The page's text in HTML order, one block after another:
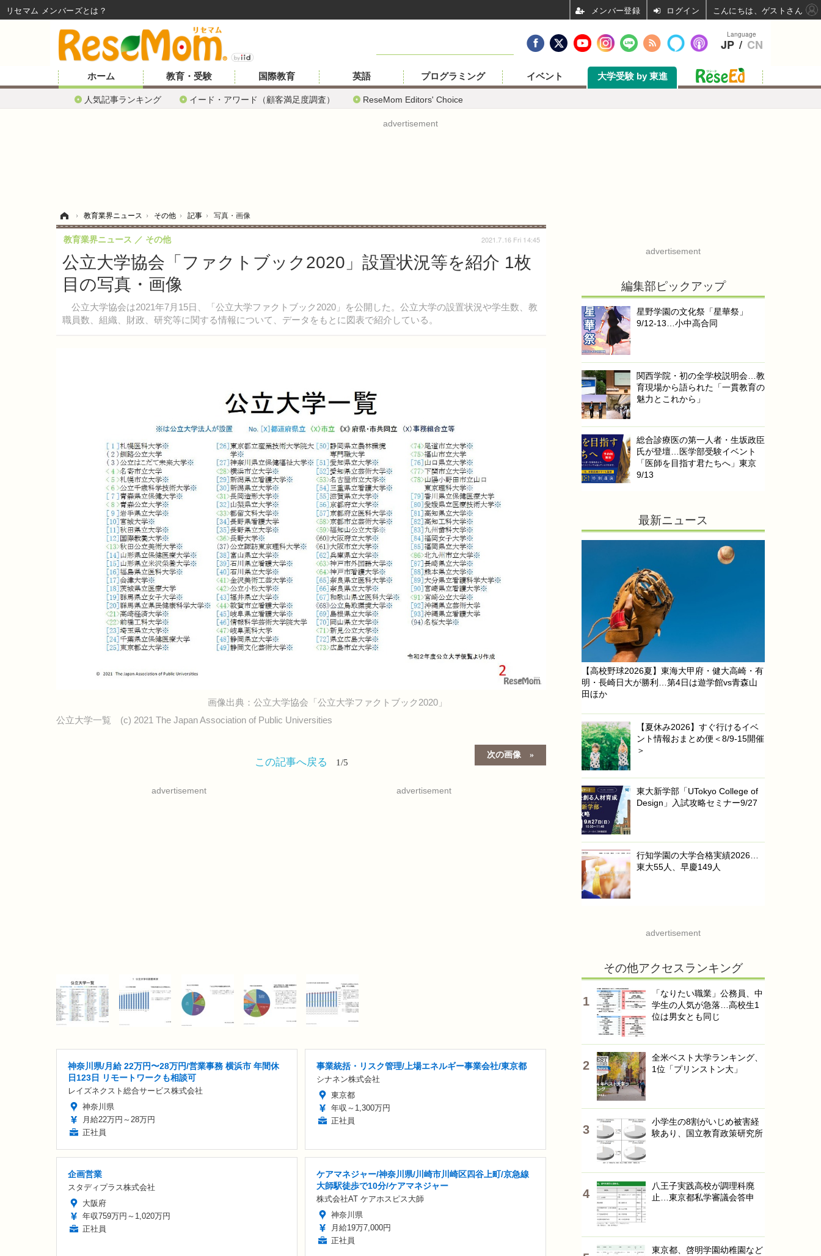
ホーム
人気記事ランキング イード・アワード（顧客満足度調査） ReseMom Editors' Choice
教育・受験 国際教育 英語 プログラミング イベント 大学受験 by 東進
advertisement
› 教育業界ニュース › その他 › 記事 › 写真・画像
公立大学協会「ファクトブック2020」設置状況等を紹介 1枚
目の写真・画像
公立大学協会は2021年7月15日、「公立大学ファクトブック2020」を公開した。公立大学の設置状況や学生数、教
職員数、組織、財政、研究等に関する情報について、データをもとに図表で紹介している。
教育業界ニュース その他 2021.7.16 Fri 14:45
画像出典：公立大学協会「公立大学ファクトブック2020」
公立大学一覧 (c) 2021 The Japan Association of Public Universities
次の画像
この記事へ戻る 1/5
advertisement advertisement
神奈川県/月給 22万円〜28万円/営業事務 横浜市 年間休
日123日 リモートワークも相談可
レイズネクスト総合サービス株式会社
神奈川県
月給22万円～28万円
正社員
事業統括・リスク管理/上場エネルギー事業会社/東京都
シナネン株式会社
東京都
年収～1,300万円
正社員
企画営業
スタディプラス株式会社
大阪府
年収759万円～1,020万円
正社員
ケアマネジャー/神奈川県/川崎市川崎区四谷上町/京急線
大師駅徒歩で10分/ケアマネジャー
株式会社AT ケアホスピス大師
神奈川県
月給19万7,000円
正社員
advertisement
編集部ピックアップ
星野学園の文化祭「星華祭」
9/12-13…小中高合同
関西学院・初の全学校説明会…教
育現場から語られた「一貫教育の
魅力とこれから」
総合診療医の第一人者・生坂政臣
氏が登壇…医学部受験イベント
「医師を目指す君たちへ」東京
9/13
最新ニュース
【高校野球2026夏】東海大甲府・健大高崎・有
明・長崎日大が勝利…第4日は遊学館vs青森山
田ほか
【夏休み2026】すぐ行けるイベ
ント情報おまとめ便＜8/9-15開催
＞
東大新学部「UTokyo College of
Design」入試攻略セミナー9/27
行知学園の大学合格実績2026…
東大55人、早慶149人
advertisement
その他アクセスランキング
「なりたい職業」公務員、中
学生の人気が急落…高校生1
位は男女とも同じ
全米ベスト大学ランキング、
1位「プリンストン大」
小学生の8割がいじめ被害経
験あり、国立教育政策研究所
八王子実践高校が調理科廃
止…東京都私学審議会答申
東京都、啓明学園幼稚園など
Language
JP / CN
リセマム メンバーズ ログイン こんにちは、ゲストさん